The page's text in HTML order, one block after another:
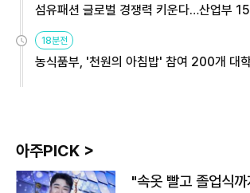
섬유패션 글로벌 경쟁력 키운다…산업부
18분전
농식품부, '천원의 아침밥' 참여 200개 대
아주PICK >
"속옷 빨고 졸업식